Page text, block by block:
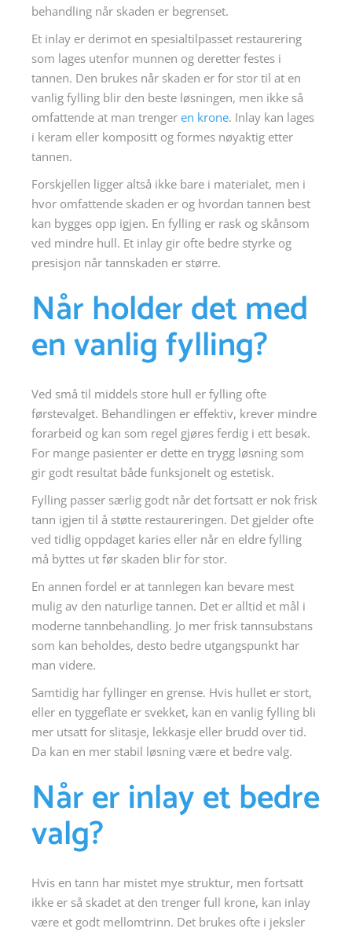
behandling når skaden er begrenset.
Et inlay er derimot en spesialtilpasset restaurering
som lages utenfor munnen og deretter festes i
tannen. Den brukes når skaden er for stor til at en
vanlig fylling blir den beste løsningen, men ikke så
omfattende at man trengeren krone. Inlay kan lages
i keram eller kompositt og formes nøyaktig etter
tannen.
Forskjellen ligger altså ikke bare i materialet, men i
hvor omfattende skaden er og hvordan tannen best
kan bygges opp igjen. En fylling er rask og skånsom
ved mindre hull. Et inlay gir ofte bedre styrke og
presisjon når tannskaden er større.
Når holder det med
en vanlig fylling?
Ved små til middels store hull er fylling ofte
førstevalget. Behandlingen er effektiv, krever mindre
forarbeid og kan som regel gjøres ferdig i ett besøk.
For mange pasienter er dette en trygg løsning som
gir godt resultat både funksjonelt og estetisk.
Fylling passer særlig godt når det fortsatt er nok frisk
tann igjen til å støtte restaureringen. Det gjelder ofte
ved tidlig oppdaget karies eller når en eldre fylling
må byttes ut før skaden blir for stor.
En annen fordel er at tannlegen kan bevare mest
mulig av den naturlige tannen. Det er alltid et mål i
moderne tannbehandling. Jo mer frisk tannsubstans
som kan beholdes, desto bedre utgangspunkt har
man videre.
Samtidig har fyllinger en grense. Hvis hullet er stort,
eller en tyggeflate er svekket, kan en vanlig fylling bli
mer utsatt for slitasje, lekkasje eller brudd over tid.
Da kan en mer stabil løsning være et bedre valg.
Når er inlay et bedre
valg?
Hvis en tann har mistet mye struktur, men fortsatt
ikke er så skadet at den trenger full krone, kan inlay
være et godt mellomtrinn. Det brukes ofte i jeksler